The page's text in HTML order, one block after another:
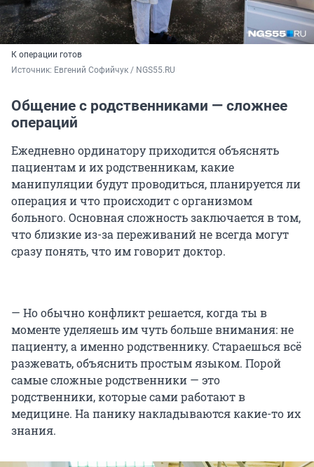
К операции готов
Источник: Евгений Софийчук / NGS55.RU
Общение с родственниками — сложнее
операций
Ежедневно ординатору приходится объяснять
пациентам и их родственникам, какие
манипуляции будут проводиться, планируется ли
операция и что происходит с организмом
больного. Основная сложность заключается в том,
что близкие из-за переживаний не всегда могут
сразу понять, что им говорит доктор.
— Но обычно конфликт решается, когда ты в
моменте уделяешь им чуть больше внимания: не
пациенту, а именно родственнику. Стараешься всё
разжевать, объяснить простым языком. Порой
самые сложные родственники — это
родственники, которые сами работают в
медицине. На панику накладываются какие-то их
знания.